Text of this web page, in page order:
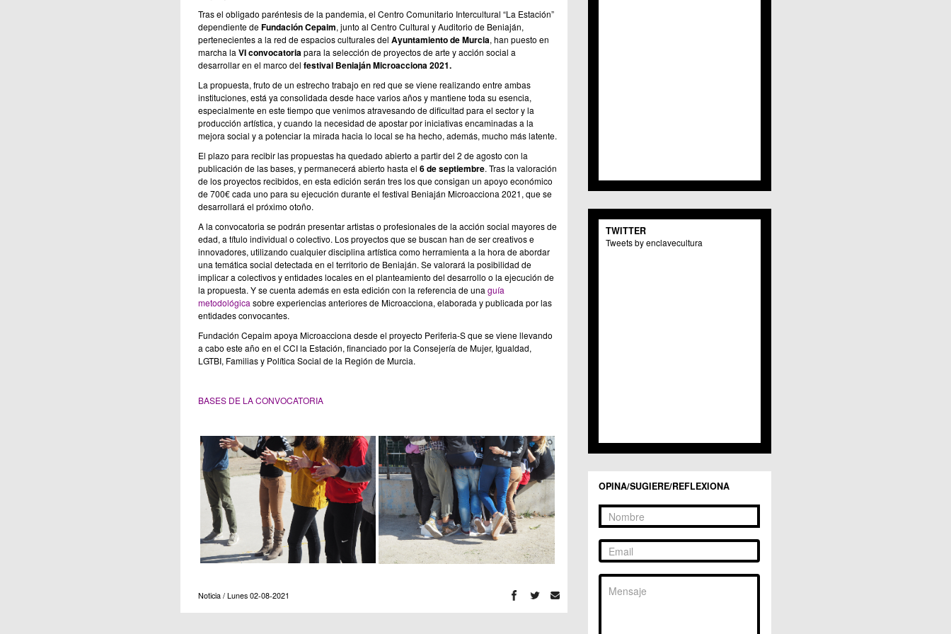
Tras el obligado paréntesis de la pandemia, el Centro Comunitario Intercultural “La Estación”
dependiente deFundación Cepaim, junto al Centro Cultural y Auditorio de Beniaján,
pertenecientes a la red de espacios culturales del Ayuntamiento de Murcia, han puesto en
marcha la VI convocatoria para la selección de proyectos de arte y acción social a
desarrollar en el marco del festival Beniaján Microacciona 2021.
La propuesta, fruto de un estrecho trabajo en red que se viene realizando entre ambas
instituciones, está ya consolidada desde hace varios años y mantiene toda su esencia,
especialmente en este tiempo que venimos atravesando de dificultad para el sector y la
producción artística, y cuando la necesidad de apostar por iniciativas encaminadas a la
mejora social y a potenciar la mirada hacia lo local se ha hecho, además, mucho más latente.
El plazo para recibir las propuestas ha quedado abierto a partir del 2 de agosto con la
publicación de las bases, y permanecerá abierto hasta el 6 de septiembre. Tras la valoración
de los proyectos recibidos, en esta edición serán tres los que consigan un apoyo económico
de 700€ cada uno para su ejecución durante el festival Beniaján Microacciona 2021, que se
desarrollará el próximo otoño.
A la convocatoria se podrán presentar artistas o profesionales de la acción social mayores de
edad, a título individual o colectivo. Los proyectos que se buscan han de ser creativos e
innovadores, utilizando cualquier disciplina artística como herramienta a la hora de abordar
una temática social detectada en el territorio de Beniaján. Se valorará la posibilidad de
implicar a colectivos y entidades locales en el planteamiento del desarrollo o la ejecución de
la propuesta. Y se cuenta además en esta edición con la referencia de una guía
metodológica sobre experiencias anteriores de Microacciona, elaborada y publicada por las
entidades convocantes.
Fundación Cepaim apoya Microacciona desde el proyecto Periferia-S que se viene llevando
a cabo este año en el CCI la Estación, financiado por la Consejería de Mujer, Igualdad,
LGTBI, Familias y Política Social de la Región de Murcia.
BASES DE LA CONVOCATORIA
Noticia / Lunes 02-08-2021
C.C.S. La Paz
C.M. El Carmen
Centros Culturales
C.C. Puertas de Castilla
C.C. Zarandona
TWITTER
Tweets by enclavecultura
OPINA/SUGIERE/REFLEXIONA